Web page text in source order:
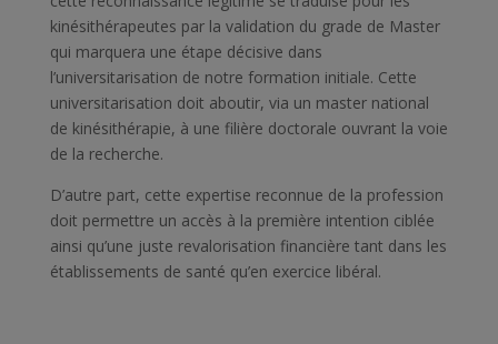
kinésithérapeutes par la validation du grade de Master
qui marquera une étape décisive dans
l’universitarisation de notre formation initiale. Cette
universitarisation doit aboutir, via un master national
de kinésithérapie, à une filière doctorale ouvrant la voie
de la recherche.
D’autre part, cette expertise reconnue de la profession
doit permettre un accès à la première intention ciblée
ainsi qu’une juste revalorisation financière tant dans les
établissements de santé qu’en exercice libéral.